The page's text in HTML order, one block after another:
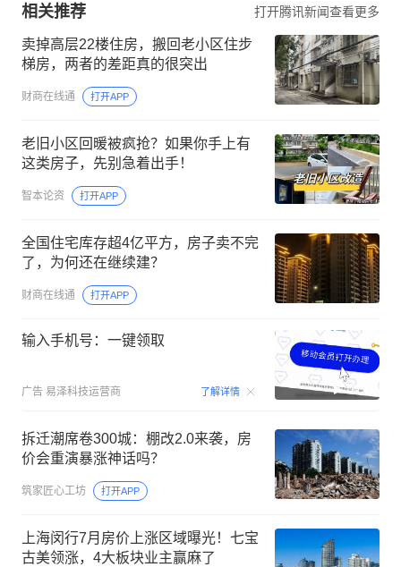
相关推荐 打开腾讯新闻查看更多
卖掉高层22楼住房，搬回老小区住步
梯房，两者的差距真的很突出
财商在线通 打开APP
老旧小区回暖被疯抢？如果你手上有
这类房子，先别急着出手！
智本论资 打开APP
全国住宅库存超4亿平方，房子卖不完
了，为何还在继续建？
财商在线通 打开APP
输入手机号：一键领取
广告 易泽科技运营商 了解详情 00:15
拆迁潮席卷300城：棚改2.0来袭，房
价会重演暴涨神话吗？
筑家匠心工坊 打开APP
上海闵行7月房价上涨区域曝光！七宝
古美领涨，4大板块业主赢麻了